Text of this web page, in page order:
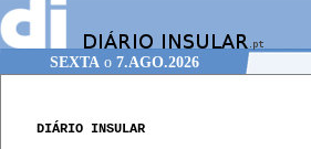
SEXTA o 7.AGO.2026
DIÁRIO INSULAR